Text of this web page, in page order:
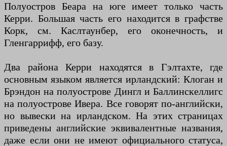
Полуостров Беара на юге имеет только часть
Керри. Большая часть его находится в графстве
Корк, см. Каслтаунбер, его оконечность, и
Гленгаррифф, его базу.
Два района Керри находятся в Гэлтахте, где
основным языком является ирландский: Клоган и
Брэндон на полуострове Дингл и Баллинскеллигс
на полуострове Ивера. Все говорят по-английски,
но вывески на ирландском. На этих страницах
приведены английские эквивалентные названия,
даже если они не имеют официального статуса,